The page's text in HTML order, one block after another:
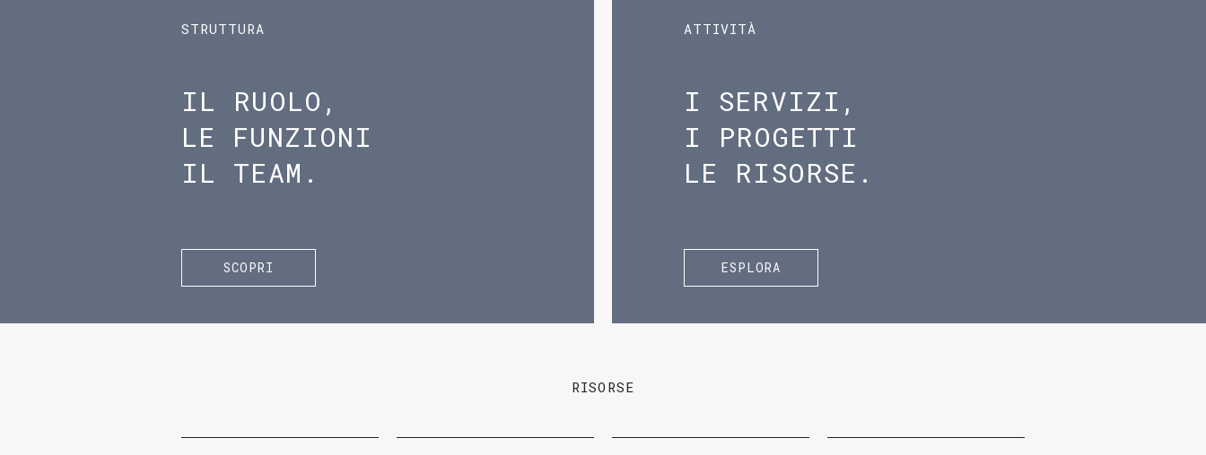
STRUTTURA
IL RUOLO,
LE FUNZIONI
IL TEAM.
SCOPRI
ATTIVITÀ
I SERVIZI,
I PROGETTI
LE RISORSE.
ESPLORA
RISORSE